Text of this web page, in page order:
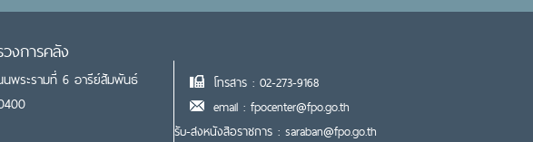
งการคลัง
พระรามที่ 6 อารีย์สัมพันธ์
โทรสาร : 02-273-9168
email : fpocenter@fpo.go.th
รับ-ส่งหนังสือราชการ : saraban@fpo.go.th